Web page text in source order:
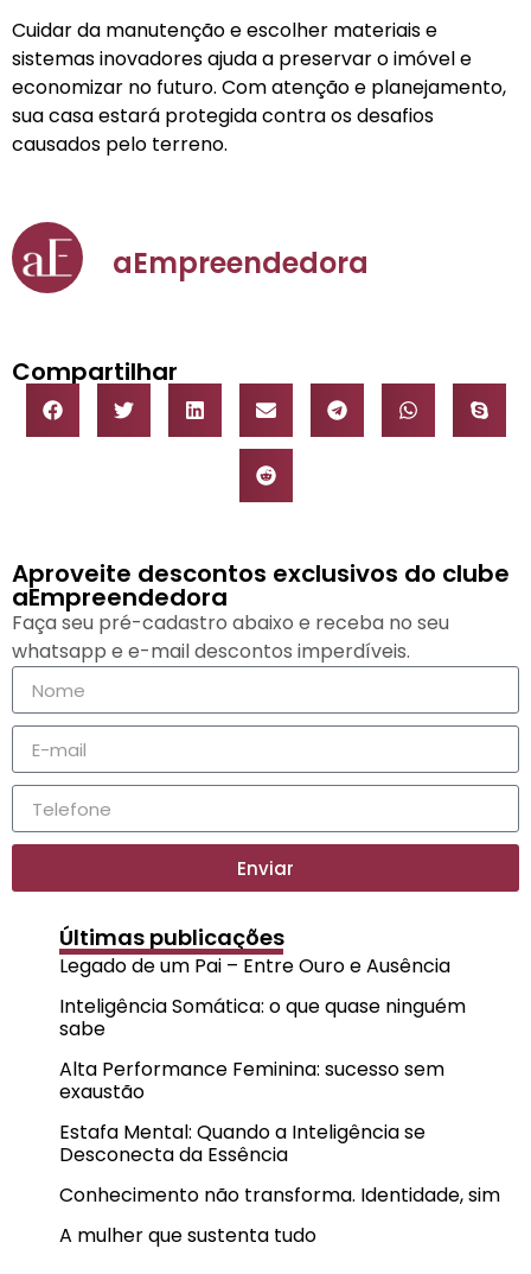
Cuidar da manutenção e escolher materiais e
sistemas inovadores ajuda a preservar o imóvel e
economizar no futuro. Com atenção e planejamento,
sua casa estará protegida contra os desafios
causados pelo terreno.
aEmpreendedora
Compartilhar
Aproveite descontos exclusivos do clube
aEmpreendedora
Faça seu pré-cadastro abaixo e receba no seu
whatsapp e e-mail descontos imperdíveis.
Enviar
Últimas publicações
Legado de um Pai – Entre Ouro e Ausência
Inteligência Somática: o que quase ninguém
sabe
Alta Performance Feminina: sucesso sem
exaustão
Estafa Mental: Quando a Inteligência se
Desconecta da Essência
Conhecimento não transforma. Identidade, sim
A mulher que sustenta tudo